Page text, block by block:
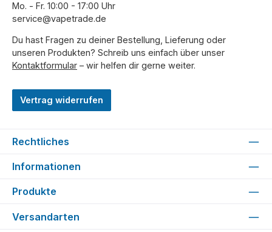
Mo. - Fr. 10:00 - 17:00 Uhr
service@vapetrade.de
Du hast Fragen zu deiner Bestellung, Lieferung oder
unseren Produkten? Schreib uns einfach über unser
Kontaktformular – wir helfen dir gerne weiter.
Vertrag widerrufen
Rechtliches
Informationen
Produkte
Versandarten